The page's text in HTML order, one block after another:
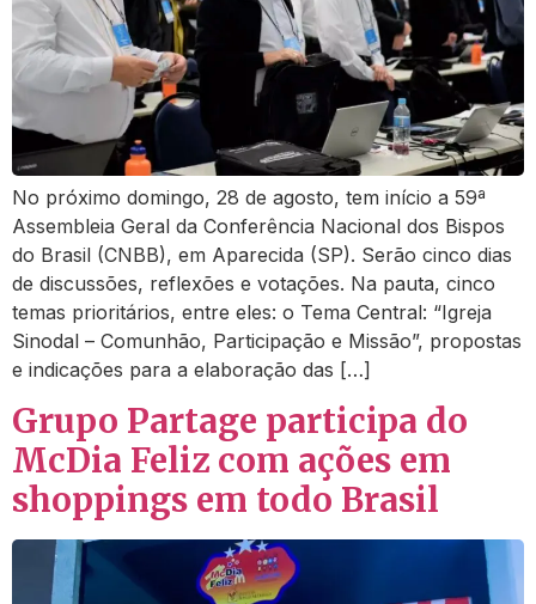
No próximo domingo, 28 de agosto, tem início a 59ª
Assembleia Geral da Conferência Nacional dos Bispos
do Brasil (CNBB), em Aparecida (SP). Serão cinco dias
de discussões, reflexões e votações. Na pauta, cinco
temas prioritários, entre eles: o Tema Central: “Igreja
Sinodal – Comunhão, Participação e Missão”, propostas
e indicações para a elaboração das […]
Grupo Partage participa do
McDia Feliz com ações em
shoppings em todo Brasil